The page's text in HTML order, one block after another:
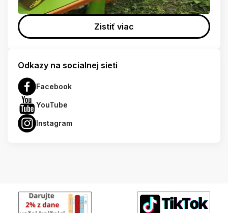
Zistiť viac
Odkazy na socialnej sieti
Facebook
YouTube
Instagram